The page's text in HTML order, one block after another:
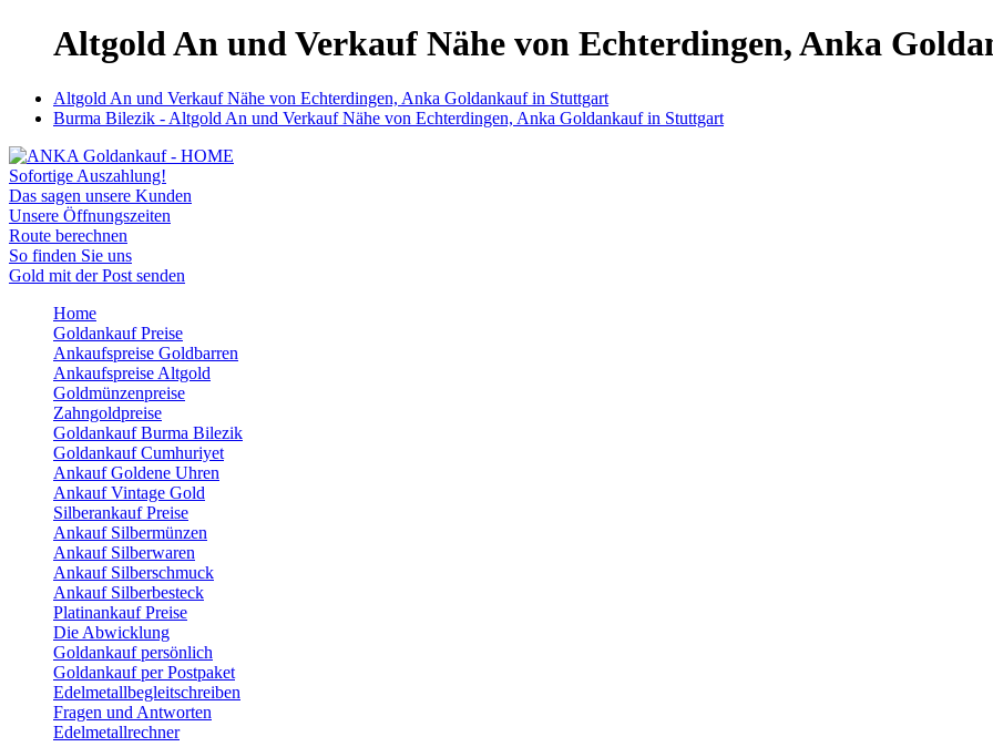
Altgold An und Verkauf Nähe von Echterdingen, Anka
Altgold An und Verkauf Nähe von Echterdingen, Anka Goldankauf in Stuttgart
Burma Bilezik - Altgold An und Verkauf Nähe von Echterdingen, Anka Goldankauf in Stuttgart
Sofortige Auszahlung!
Das sagen unsere Kunden
Unsere Öffnungszeiten
Route berechnen
So finden Sie uns
Gold mit der Post senden
Home
Goldankauf Preise
Ankaufspreise Goldbarren
Ankaufspreise Altgold
Goldmünzenpreise
Zahngoldpreise
Goldankauf Burma Bilezik
Goldankauf Cumhuriyet
Ankauf Goldene Uhren
Ankauf Vintage Gold
Silberankauf Preise
Ankauf Silbermünzen
Ankauf Silberwaren
Ankauf Silberschmuck
Ankauf Silberbesteck
Platinankauf Preise
Die Abwicklung
Goldankauf persönlich
Goldankauf per Postpaket
Edelmetallbegleitschreiben
Fragen und Antworten
Edelmetallrechner